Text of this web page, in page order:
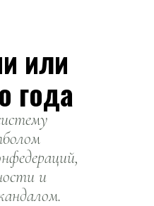
или
года
и